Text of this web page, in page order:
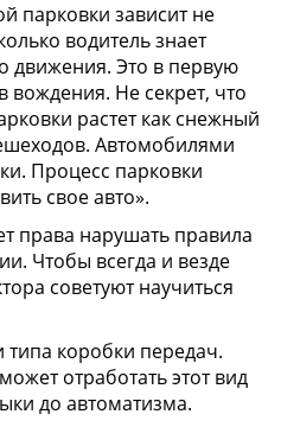
парковки зависит не
водитель знает
движения. Это в первую
вождения. Не секрет, что
растет как снежный
Автомобилями
Процесс парковки
свое авто».
права нарушать правила
Чтобы всегда и везде
советуют научиться
коробки передач.
отработать этот вид
до автоматизма.